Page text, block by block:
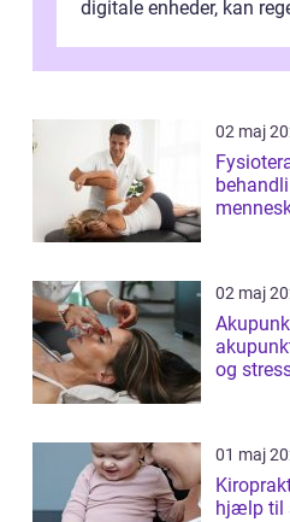
digitale enheder, kan
02 maj
02 maj
Akupunktør
og
01 maj
Kiropraktor
hjælp til